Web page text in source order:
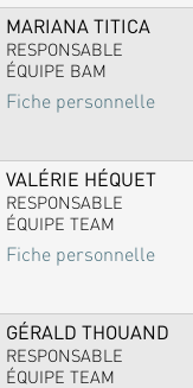
MARIANA TITICA
RESPONSABLE
ÉQUIPE BAM
Fiche personnelle
VALÉRIE HÉQUET
RESPONSABLE
ÉQUIPE TEAM
Fiche personnelle
GÉRALD THOUAND
RESPONSABLE
ÉQUIPE TEAM